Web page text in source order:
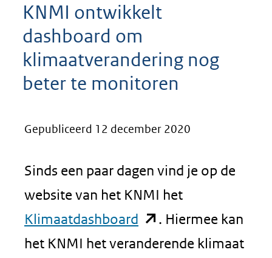
KNMI ontwikkelt
dashboard om
klimaatverandering nog
beter te monitoren
Gepubliceerd 12 december 2020
Sinds een paar dagen vind je op de
website van het KNMI het
Klimaatdashboard (opent
in
. Hiermee kan
het KNMI het veranderende klimaat